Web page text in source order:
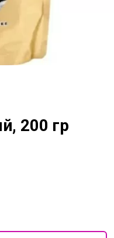
200 гр